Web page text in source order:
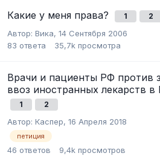
Какие у меня права? 1 2
Автор: Вика, 14 Сентября 2006
83 ответа 35,7k просмотра
Врачи и пациенты РФ против
ввоз иностранных лекарств
1 2
Автор: Каспер, 16 Апреля 2018
петиция
46 ответов 9,4k просмотров